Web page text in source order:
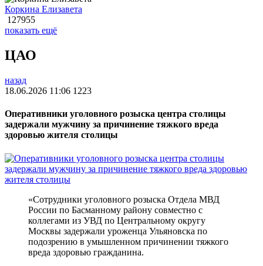
Коркина Елизавета
127955
показать ещё
ЦАО
назад
18.06.2026 11:06 1223
Оперативники уголовного розыска центра столицы
задержали мужчину за причинение тяжкого вреда
здоровью жителя столицы
«Сотрудники уголовного розыска Отдела МВД
России по Басманному району совместно с
коллегами из УВД по Центральному округу
Москвы задержали уроженца Ульяновска по
подозрению в умышленном причинении тяжкого
вреда здоровью гражданина.